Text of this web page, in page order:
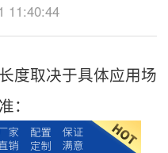
11:40:44
取决于具体应用场
：